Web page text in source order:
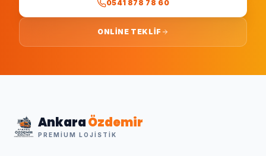
0541 878 78 60
ONLINE TEKLIF
AnkaraÖzdemir
PREMIUM LOJISTIK